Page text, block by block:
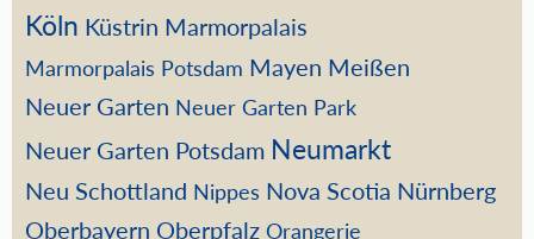
Köln Küstrin Marmorpalais
Marmorpalais Potsdam Mayen Meißen
Neuer Garten Neuer Garten Park
Neuer Garten Potsdam Neumarkt
Neu Schottland Nippes Nova Scotia Nürnberg
Oberbayern Oberpfalz Orangerie